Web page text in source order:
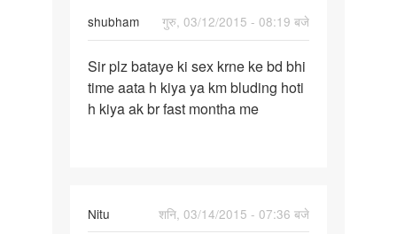
shubham
गुरु, 03/12/2015 - 08:19 बजे
Sir
plz
bataye
Sir plz bataye ki sex krne ke bd bhi
time aata h kiya ya km bluding hoti
h kiya ak br fast montha me
Nitu
शनि, 03/14/2015 - 07:36 बजे